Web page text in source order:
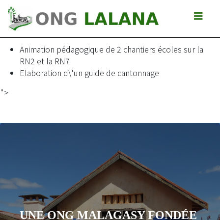
Amélioration des travaux de cantonnage sur les routes
nationales (prise en compte de la dimension
environnementale) :
Animation pédagogique de 2 chantiers écoles sur la
RN2 et la RN7
Elaboration d\'un guide de cantonnage
">
UNE ONG MALAGASY FONDÉE